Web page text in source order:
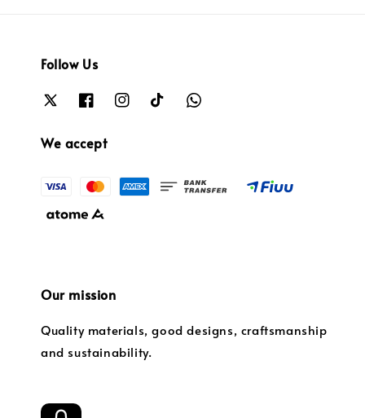
Follow Us
We accept
Our mission
Quality materials, good designs, craftsmanship
and sustainability.